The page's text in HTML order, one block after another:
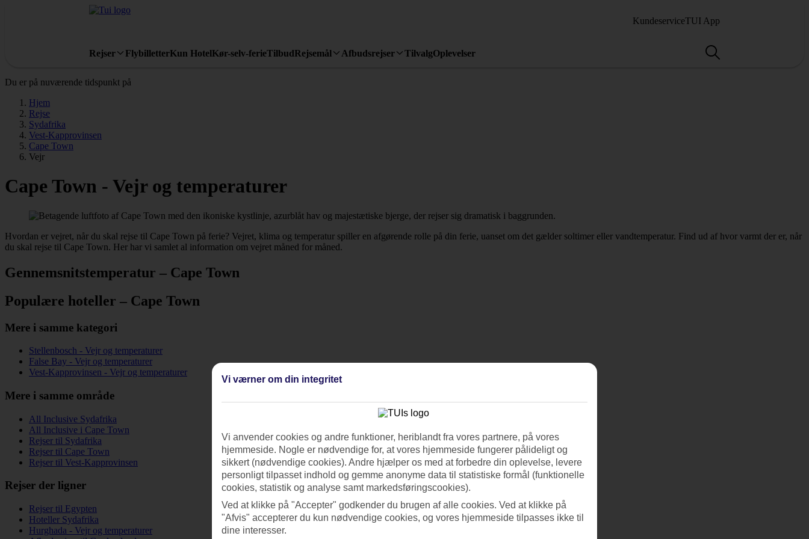
KundeserviceTUI App
Rejser FlybilletterKun HotelKør-selv-ferieTilbudRejsemål Afbudsrejser TilvalgOplevelser
Du er på nuværende tidspunkt på
Hjem
Rejse
Sydafrika
Vest-Kapprovinsen
Cape Town
Vejr
Cape Town - Vejr og temperaturer
Hvordan er vejret, når du skal rejse til Cape Town på ferie? Vejret, klima og temperatur spiller en afgørende rolle på din ferie, uanset om det gælder soltimer eller vandtemperatur. Find ud af hvor varmt der er, når
du skal rejse til Cape Town. Her har vi samlet al information om vejret måned for måned.
Gennemsnitstemperatur – Cape Town
Populære hoteller – Cape Town
Mere i samme kategori
Stellenbosch - Vejr og temperaturer
False Bay - Vejr og temperaturer
Vest-Kapprovinsen - Vejr og temperaturer
Mere i samme område
All Inclusive Sydafrika
All Inclusive i Cape Town
Rejser til Sydafrika
Rejser til Cape Town
Rejser til Vest-Kapprovinsen
Rejser der ligner
Rejser til Egypten
Hoteller Sydafrika
Hurghada - Vejr og temperaturer
Vi værner om din integritet
Vi anvender cookies og andre funktioner, heriblandt fra vores partnere, på vores
hjemmeside. Nogle er nødvendige for, at vores hjemmeside fungerer pålideligt og
sikkert (nødvendige cookies). Andre hjælper os med at forbedre din oplevelse, levere
personligt tilpasset indhold og gemme anonyme data til statistiske formål (funktionelle
cookies, statistik og analyse samt markedsføringscookies).
Ved at klikke på "Accepter" godkender du brugen af alle cookies. Ved at klikke på
"Afvis" accepterer du kun nødvendige cookies, og vores hjemmeside tilpasses ikke til
dine interesser.